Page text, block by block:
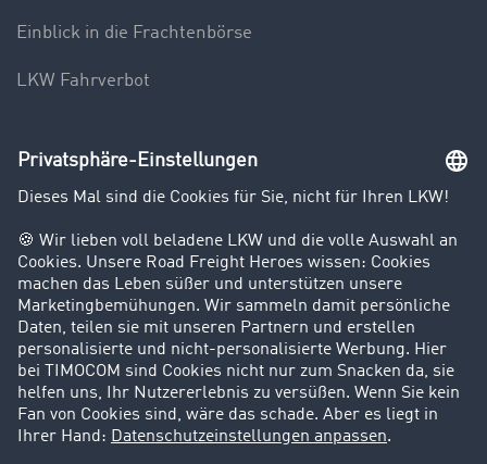
Einblick in die Frachtenbörse
LKW Fahrverbot
Unternehmen
Kunden werben Kunden
Success Stories
Karriere
Support
Kontakt